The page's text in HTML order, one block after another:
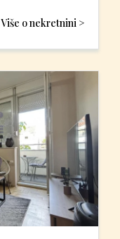
Više o nekretnini >